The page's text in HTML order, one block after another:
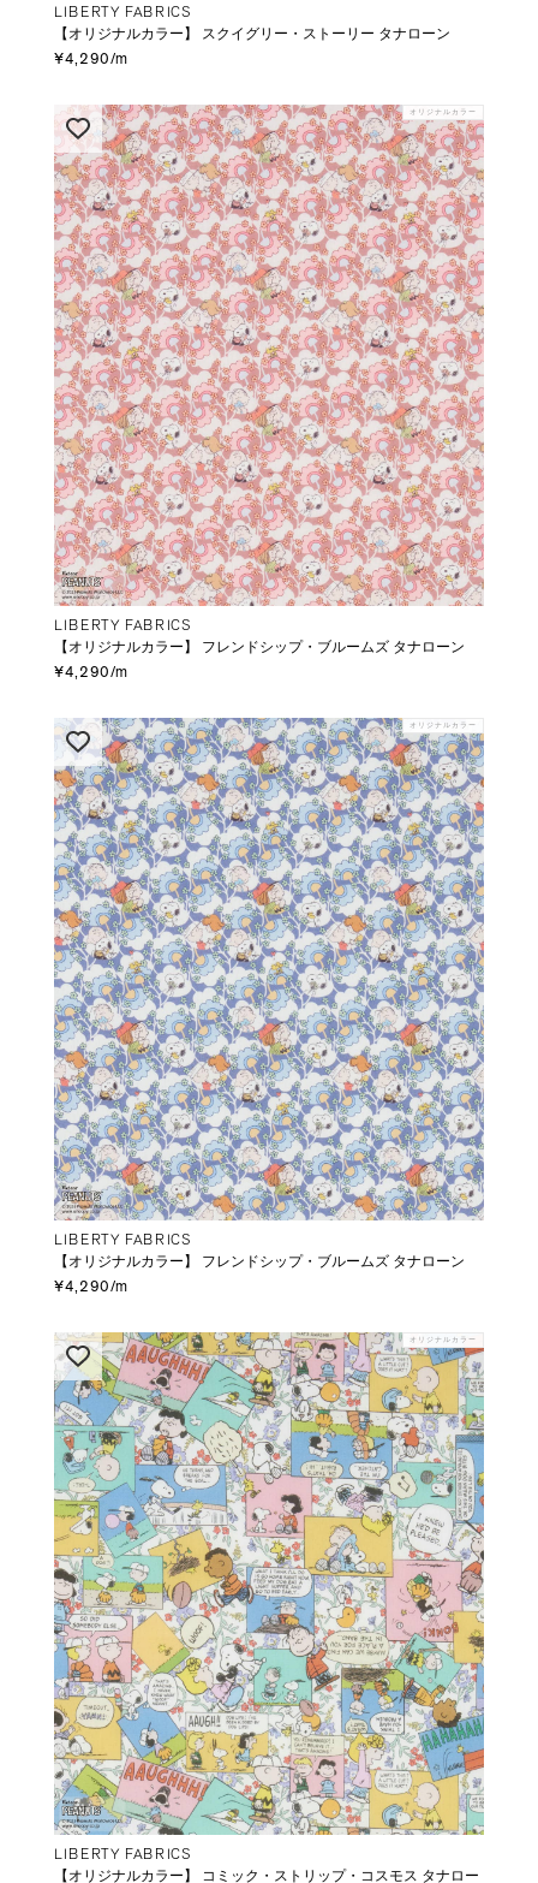
LIBERTY FABRICS
【オリジナルカラー】 スクイグリー・ストーリー タナローン
¥4,290/m
オリジナルカラー
LIBERTY FABRICS
【オリジナルカラー】 フレンドシップ・ブルームズ タナローン
¥4,290/m
オリジナルカラー
LIBERTY FABRICS
【オリジナルカラー】 フレンドシップ・ブルームズ タナローン
¥4,290/m
オリジナルカラー
LIBERTY FABRICS
【オリジナルカラー】 コミック・ストリップ・コスモス タナロー